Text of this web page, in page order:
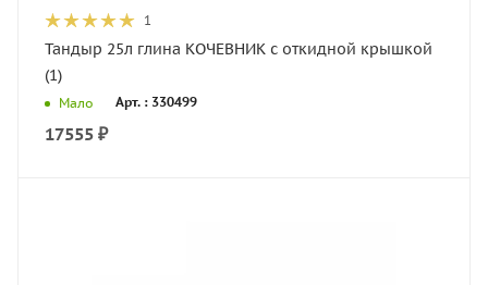
1
Тандыр 25л глина КОЧЕВНИК с откидной крышкой
(1)
Мало Арт. : 330499
17555 ₽